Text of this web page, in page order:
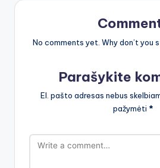
No comments yet. Why don’t you
Parašykite
El. pašto adresas nebus
pažymėti *